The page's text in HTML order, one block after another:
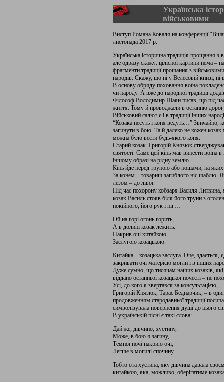
Українська
військовими
Виступ Романа Коваля на конференції
листопада 2017 р.
Українська історична традиція прощання
але одразу скажу: цілісної картини нема –
фрагменти традиції прощання з
народів. Скажу, що ні у Велесовій книзі, ні
В основу обряду поховання воїна
чи народу. А вже до народної традиції
Філософ Володимир Шаян писав, що під
життя. Тому й проводжали в останню
Військовий салют є і в традиції інших
“Козака несуть і коня ведуть…” Звичайно,
загинути в бою. Та й далеко не кожен
можна було вести будь-якого коня.
Старий козак Григорій Князюк
святості. Саме цей кінь мав винести воїна
іншому образі на рідну землю.
Кінь йде перед труною або ношами, на яких
За конем – товариш загиблого ніс шаблю.
лезом – до лівої.
Під час похорону кобзаря Василя Литвина,
козак Василь стояв біля його труни з
покійного, його рук і ніг…
Ой на горі огонь горить,
А в долині козак лежить.
Накрив очі китайкою –
Заслугою козацькою.
Китайка – козацька заслуга. Оце,
закривати очі матерією могли і в інших
Дуже сумно, що тисячам наших козаків, які
віддано останньої козацької почесті – не
Усі, до кого я звертався за
Григорій Князюк, Тарас Беднарчик, – в
продовженням стародавньої традиції
символізувала повернення душі до цього
В українській пісні є такі слова:
Дай же, дівчино, хустину,
Може, в бою я загину,
Темної ночі накрию очі,
Легше в могилі спочину.
Тобто ота хустина, яку дівчина давала
китайкою, яка, можливо, оберігатиме